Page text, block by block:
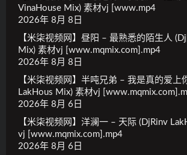
VinaHouse Mix) 素材vj [www.mp4
2026年 8月 8日
【米柒视频网】昼阳 – 最熟悉的陌生人
Mix) 素材vj [www.mqmix.com].mp4
2026年 8月 8日
【米柒视频网】半吨兄弟 – 我是真的爱上
LakHous Mix) 素材vj
2026年 8月 6日
【米柒视频网】洋澜一 – 天际 (DjRinv
vj [www.mqmix.com].mp4
2026年 8月 6日